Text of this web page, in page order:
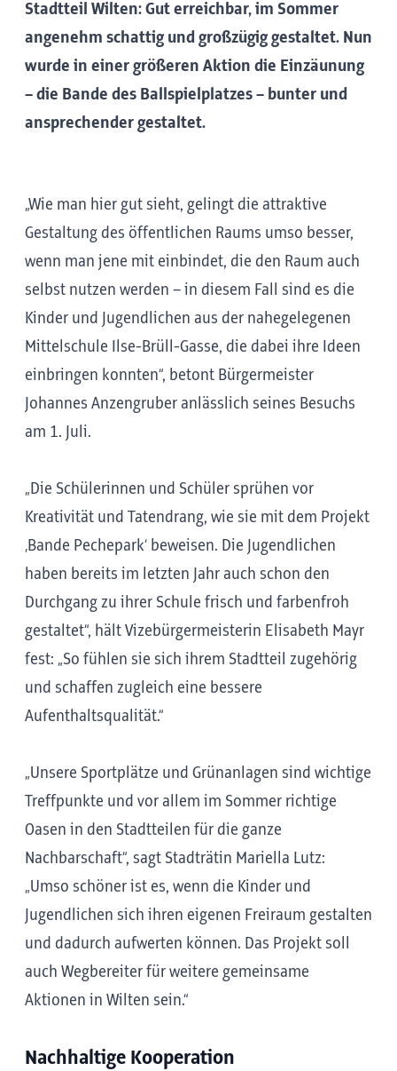
Stadtteil Wilten: Gut erreichbar, im Sommer
angenehm schattig und großzügig gestaltet. Nun
wurde in einer größeren Aktion die Einzäunung
– die Bande des Ballspielplatzes – bunter und
ansprechender gestaltet.
„Wie man hier gut sieht, gelingt die attraktive
Gestaltung des öffentlichen Raums umso besser,
wenn man jene mit einbindet, die den Raum auch
selbst nutzen werden – in diesem Fall sind es die
Kinder und Jugendlichen aus der nahegelegenen
Mittelschule Ilse-Brüll-Gasse, die dabei ihre Ideen
einbringen konnten“, betont Bürgermeister
Johannes Anzengruber anlässlich seines Besuchs
am 1. Juli.
„Die Schülerinnen und Schüler sprühen vor
Kreativität und Tatendrang, wie sie mit dem Projekt
‚Bande Pechepark‘ beweisen. Die Jugendlichen
haben bereits im letzten Jahr auch schon den
Durchgang zu ihrer Schule frisch und farbenfroh
gestaltet“, hält Vizebürgermeisterin Elisabeth Mayr
fest: „So fühlen sie sich ihrem Stadtteil zugehörig
und schaffen zugleich eine bessere
Aufenthaltsqualität.“
„Unsere Sportplätze und Grünanlagen sind wichtige
Treffpunkte und vor allem im Sommer richtige
Oasen in den Stadtteilen für die ganze
Nachbarschaft“, sagt Stadträtin Mariella Lutz:
„Umso schöner ist es, wenn die Kinder und
Jugendlichen sich ihren eigenen Freiraum gestalten
und dadurch aufwerten können. Das Projekt soll
auch Wegbereiter für weitere gemeinsame
Aktionen in Wilten sein.“
Nachhaltige Kooperation